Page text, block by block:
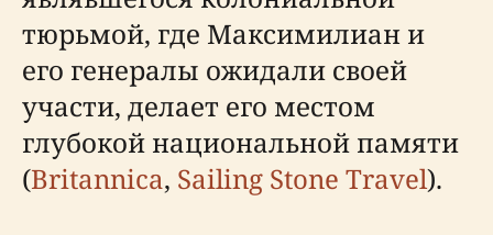
тюрьмой, где Максимилиан и
его генералы ожидали своей
участи, делает его местом
глубокой национальной памяти
(Britannica, Sailing Stone Travel).